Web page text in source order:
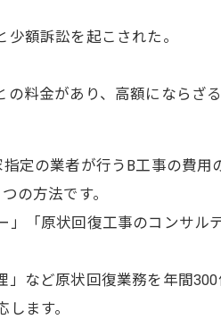
額訴訟を起こされた。
料金があり、高額にならざ
定の業者が行うB工事の費用
の方法です。
「原状回復工事のコンサル
など原状回復業務を年間300
ます。